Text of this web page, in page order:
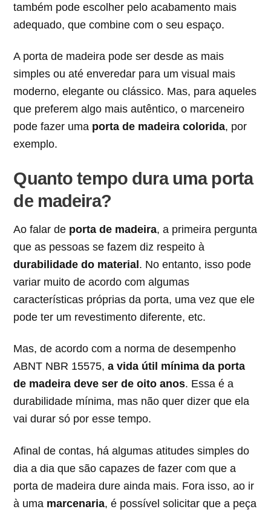
também pode escolher pelo acabamento mais
adequado, que combine com o seu espaço.
A porta de madeira pode ser desde as mais
simples ou até enveredar para um visual mais
moderno, elegante ou clássico. Mas, para aqueles
que preferem algo mais autêntico, o marceneiro
pode fazer uma porta de madeira colorida, por
exemplo.
Quanto tempo dura uma porta
de madeira?
Ao falar de porta de madeira, a primeira pergunta
que as pessoas se fazem diz respeito à
durabilidade do material . No entanto, isso pode
variar muito de acordo com algumas
características próprias da porta, uma vez que ele
pode ter um revestimento diferente, etc.
Mas, de acordo com a norma de desempenho
ABNT NBR 15575,a vida útil mínima da porta
de madeira deve ser de oito anos. Essa é a
durabilidade mínima, mas não quer dizer que ela
vai durar só por esse tempo.
Afinal de contas, há algumas atitudes simples do
dia a dia que são capazes de fazer com que a
porta de madeira dure ainda mais. Fora isso, ao ir
à uma marcenaria, é possível solicitar que a peça